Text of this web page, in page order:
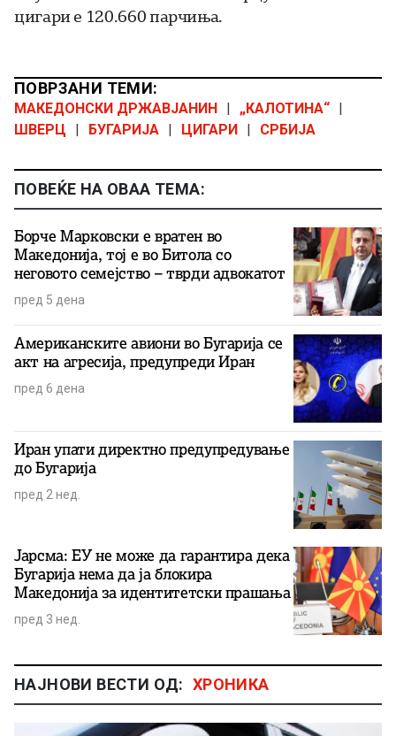
цигари е 120.660 парчиња.
ПОВРЗАНИ ТЕМИ:
МАКЕДОНСКИ ДРЖАВЈАНИН | „КАЛОТИНА“ |
ШВЕРЦ
| БУГАРИЈА | ЦИГАРИ | СРБИЈА
ПОВЕЌЕ НА ОВАА ТЕМА:
Борче Марковски е вратен во
Македонија, тој е во Битола со
неговото семејство – тврди адвокатот
пред 5 дена
Американските авиони во Бугарија се
акт на агресија, предупреди Иран
пред 6 дена
Иран упати директно предупредување
до Бугарија
пред 2 нед.
Јарсма: ЕУ не може да гарантира дека
Бугарија нема да ја блокира
Македонија за идентитетски прашања
пред 3 нед.
НАЈНОВИ ВЕСТИ ОД: ХРОНИКА